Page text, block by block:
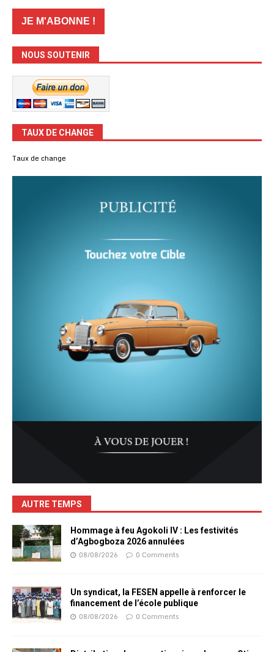
NOUS SOUTENIR
TAUX DE CHANGE
Taux de change
AUTRE TEMPS
Hommage à feu Agokoli IV : Les festivités
d’Agbogboza 2026 annulées
08/08/2026 0 Comments
Un syndicat, la FESEN appelle à renforcer le
financement de l’école publique
08/08/2026 0 Comments